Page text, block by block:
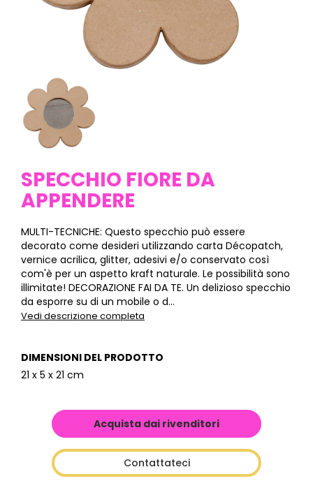
SPECCHIO FIORE DA
APPENDERE
MULTI-TECNICHE: Questo specchio può essere
decorato come desideri utilizzando carta Décopatch,
vernice acrilica, glitter, adesivi e/o conservato così
com'è per un aspetto kraft naturale. Le possibilità sono
illimitate! DECORAZIONE FAI DA TE. Un delizioso specchio
da esporre su di un mobile o d...
Vedi descrizione completa
DIMENSIONI DEL PRODOTTO
21 x 5 x 21 cm
Acquista dai rivenditori
Contattateci